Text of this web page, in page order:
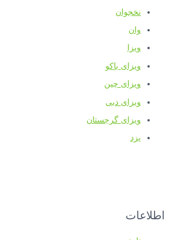
نخجوان
وان
ویزا
ویزای باکو
ویزای چین
ویزای دبی
ویزای گرجستان
یزد
اطلاعات